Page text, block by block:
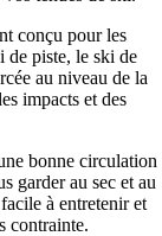
conçu pour les
de piste, le ski de
au niveau de la
impacts et des
bonne circulation
garder au sec et au
à entretenir et
contrainte.